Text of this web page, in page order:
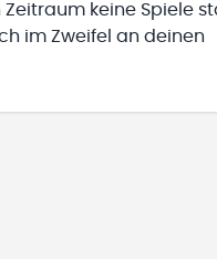
Zeitraum keine Spiele
im Zweifel an deinen